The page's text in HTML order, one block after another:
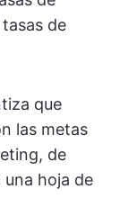
de
que
las metas
de
hoja de